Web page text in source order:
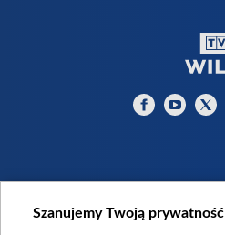
Szanujemy Twoją prywatność